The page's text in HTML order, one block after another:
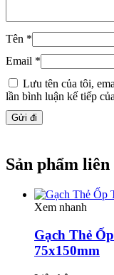
Tên *
Email *
Lưu tên của tôi,
lần bình luận kế tiếp
Sản phẩm liên
Xem nhanh
Gạch Thẻ
75x150mm